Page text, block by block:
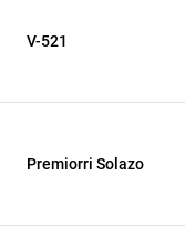
V-521
Premiorri Solazo